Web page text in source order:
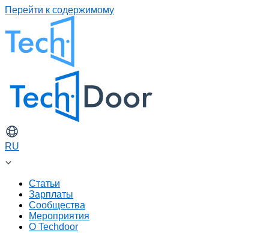
Перейти к содержимому
RU
Статьи
Зарплаты
Сообщества
Мероприятия
О Techdoor